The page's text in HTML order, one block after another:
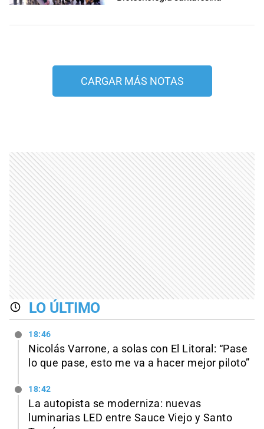
CARGAR MÁS NOTAS
LO ÚLTIMO
18:46
Nicolás Varrone, a solas con El Litoral: “Pase
lo que pase, esto me va a hacer mejor piloto”
18:42
La autopista se moderniza: nuevas
luminarias LED entre Sauce Viejo y Santo